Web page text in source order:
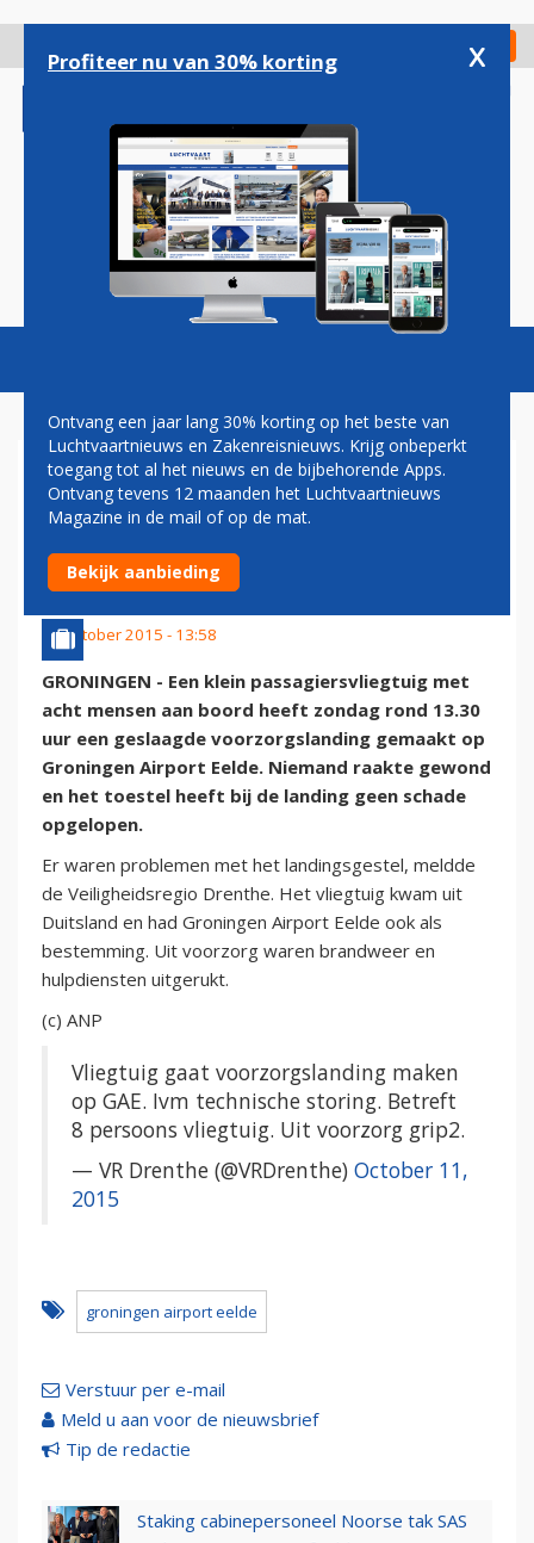
gaan
Check in
Magazine Podcasts Vacatures
VLIEGTUIG MAAKT
VOORZORGSLANDING OP
EELDE
11 oktober 2015 - 13:58
GRONINGEN - Een klein passagiersvliegtuig met
acht mensen aan boord heeft zondag rond 13.30
uur een geslaagde voorzorgslanding gemaakt op
Groningen Airport Eelde. Niemand raakte gewond
en het toestel heeft bij de landing geen schade
opgelopen.
Er waren problemen met het landingsgestel, meldde
de Veiligheidsregio Drenthe. Het vliegtuig kwam uit
Duitsland en had Groningen Airport Eelde ook als
bestemming. Uit voorzorg waren brandweer en
hulpdiensten uitgerukt.
(c) ANP
Vliegtuig gaat voorzorgslanding maken
op GAE. Ivm technische storing. Betreft
8 persoons vliegtuig. Uit voorzorg grip2.
— VR Drenthe (@VRDrenthe) October 11,
2015
groningen airport eelde
Verstuur per e-mail
Meld u aan voor de nieuwsbrief
Tip de redactie
Staking cabinepersoneel Noorse tak SAS
Profiteer nu van 30% korting x
Ontvang een jaar lang 30% korting op het beste van
Luchtvaartnieuws en Zakenreisnieuws. Krijg onbeperkt
toegang tot al het nieuws en de bijbehorende Apps.
Ontvang tevens 12 maanden het Luchtvaartnieuws
Magazine in de mail of op de mat.
Bekijk aanbieding